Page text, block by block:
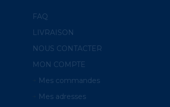
FAQ
LIVRAISON
NOUS CONTACTER
MON COMPTE
Mes commandes
Mes adresses